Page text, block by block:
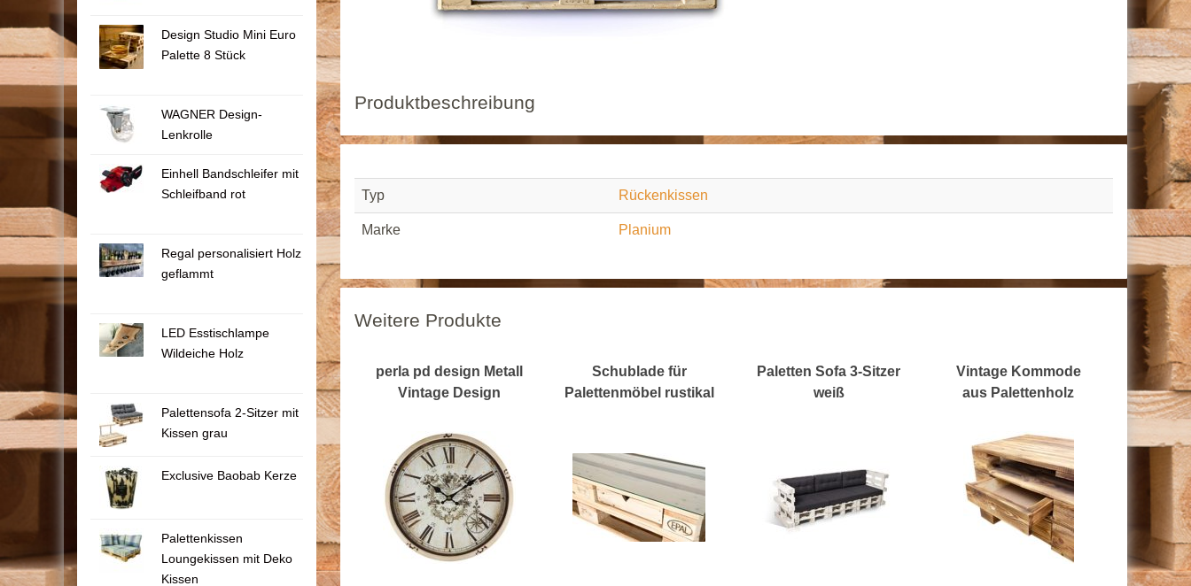
Design Studio Mini Euro
Palette 8 Stück
WAGNER Design-
Lenkrolle
Einhell Bandschleifer mit
Schleifband rot
Regal personalisiert Holz
geflammt
LED Esstischlampe
Wildeiche Holz
Palettensofa 2-Sitzer mit
Kissen grau
Exclusive Baobab Kerze
Palettenkissen
Loungekissen mit Deko
Kissen
Produktbeschreibung
Typ Rückenkissen
Marke Planium
Weitere Produkte
perla pd design Metall
Vintage Design
Schublade für
Palettenmöbel rustikal
Paletten Sofa 3-Sitzer
weiß
Vintage Kommode
aus Palettenholz